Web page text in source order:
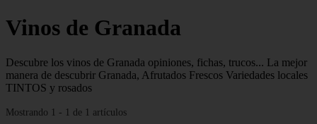
Vinos de Granada
Descubre los vinos de Granada opiniones, fichas, trucos... La mejor
manera de descubrir Granada, Afrutados Frescos Variedades locales
TINTOS y rosados
Mostrando 1 - 1 de 1 artículos